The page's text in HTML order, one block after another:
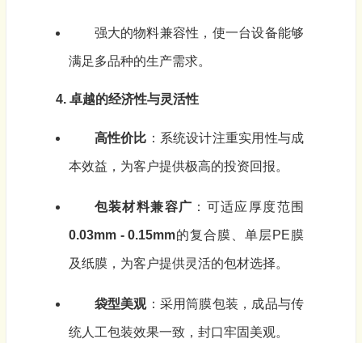
强大的物料兼容性，使一台设备能够
满足多品种的生产需求。
4. 卓越的经济性与灵活性
高性价比 ：系统设计注重实用性与成
本效益，为客户提供极高的投资回报。
包装材料兼容广 ：可适应厚度范围
0.03mm - 0.15mm的复合膜、单层PE膜
及纸膜，为客户提供灵活的包材选择。
袋型美观：采用筒膜包装，成品与传
统人工包装效果一致，封口牢固美观。